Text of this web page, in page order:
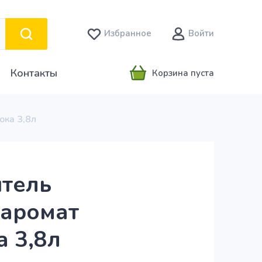
Избранное Войти
Контакты Корзина пуста
3,8л
3,8л